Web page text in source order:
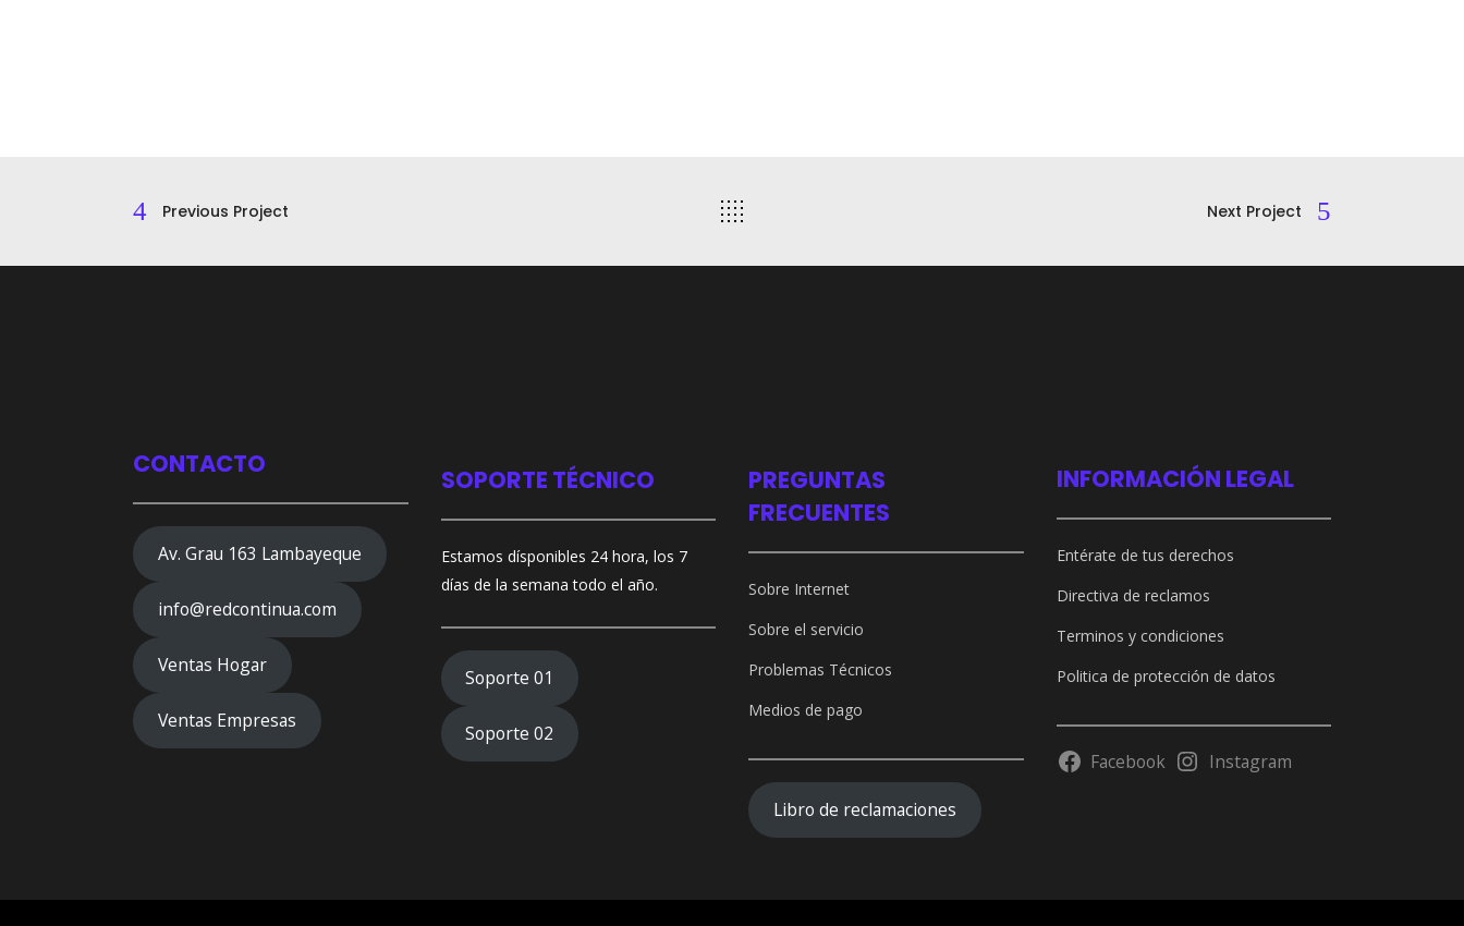
Previous Project Next Project
CONTACTO
Av. Grau 163 Lambayeque
info@redcontinua.com
Ventas Hogar
Ventas Empresas
SOPORTE TÉCNICO
Estamos dísponibles 24 hora, los 7
días de la semana todo el año.
Soporte 01
Soporte 02
PREGUNTAS
FRECUENTES
Sobre Internet
Sobre el servicio
Problemas Técnicos
Medios de pago
Libro de reclamaciones
INFORMACIÓN LEGAL
Entérate de tus derechos
Directiva de reclamos
Terminos y condiciones
Politica de protección de datos
Facebook Instagram